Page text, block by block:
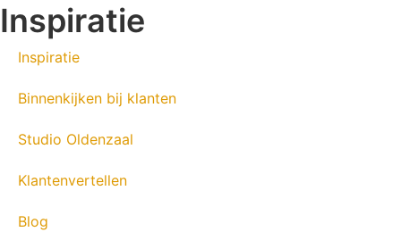
Inspiratie
Inspiratie
Binnenkijken bij klanten
Studio Oldenzaal
Klantenvertellen
Blog